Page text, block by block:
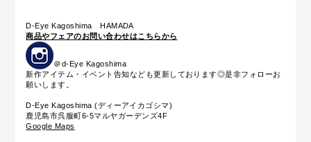
D-Eye Kagoshima HAMADA
商品やフェアのお問い合わせはこちらから
＠d-Eye Kagoshima
新作アイテム・イベント告知なども更新しております◎是非フォローお
願いします。
D-Eye Kagoshima (ディーアイカゴシマ)
鹿児島市呉服町6-5マルヤガーデンズ4F
Google Maps